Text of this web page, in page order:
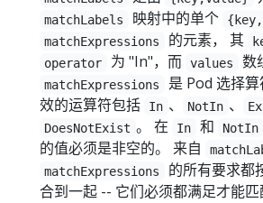
matchLabels 映射中的单个
matchExpressions 的元素， 其
operator 为 "In"，而 values 数
matchExpressions
是 Pod 选择
效的运算符包括
In 、 NotIn 、
DoesNotExist 。 在 In 和 NotIn
的值必须是非空的。 来自
matchExpressions
的所有要求都
合到一起 -- 它们必须都满足才能匹